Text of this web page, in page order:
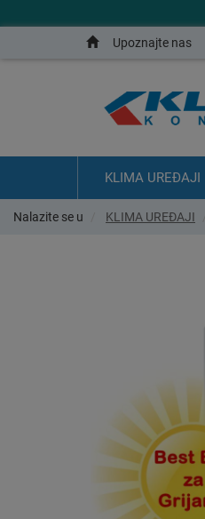
Upoznajte nas
KLIMA UREĐAJI
Nalazite se u KLIMA UREĐAJI